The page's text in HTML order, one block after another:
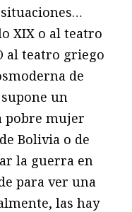
XIX o al teatro
al teatro griego
de
un
pobre mujer
Bolivia o de
la guerra en
para ver una
las hay